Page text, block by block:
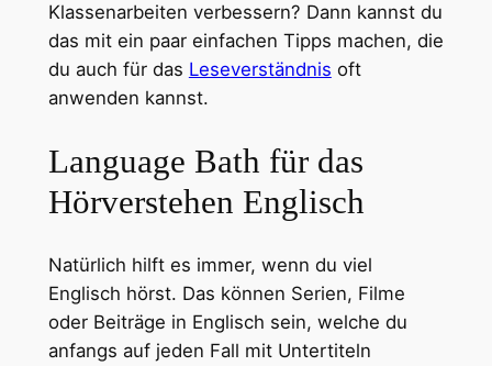
Klassenarbeiten verbessern? Dann kannst du
das mit ein paar einfachen Tipps machen, die
du auch für das Leseverständnis oft
anwenden kannst.
Language Bath für das
Hörverstehen Englisch
Natürlich hilft es immer, wenn du viel
Englisch hörst. Das können Serien, Filme
oder Beiträge in Englisch sein, welche du
anfangs auf jeden Fall mit Untertiteln